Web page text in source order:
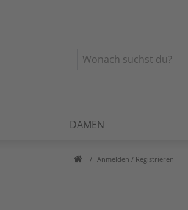
DAMEN
Anmelden / Registrieren